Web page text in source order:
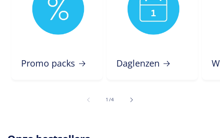
Promo packs Daglenzen
1 /van
4